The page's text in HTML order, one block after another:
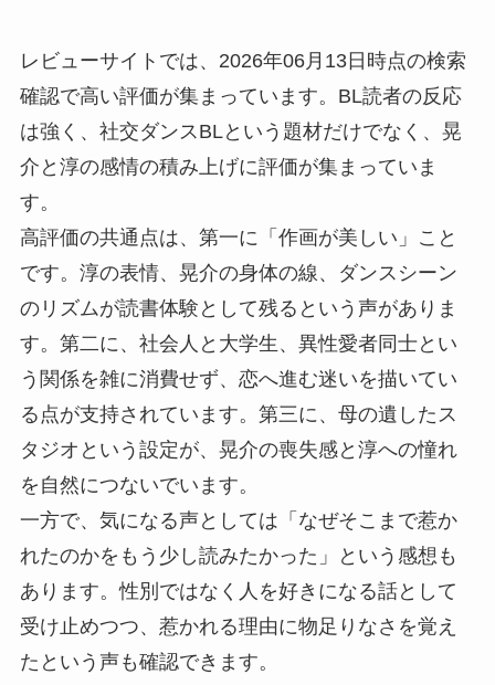
レビューサイトでは、2026年06月13日時点の検索
確認で高い評価が集まっています。BL読者の反応
は強く、社交ダンスBLという題材だけでなく、晃
介と淳の感情の積み上げに評価が集まっていま
す。
高評価の共通点は、第一に「作画が美しい」こと
です。淳の表情、晃介の身体の線、ダンスシーン
のリズムが読書体験として残るという声がありま
す。第二に、社会人と大学生、異性愛者同士とい
う関係を雑に消費せず、恋へ進む迷いを描いてい
る点が支持されています。第三に、母の遺したス
タジオという設定が、晃介の喪失感と淳への憧れ
を自然につないでいます。
一方で、気になる声としては「なぜそこまで惹か
れたのかをもう少し読みたかった」という感想も
あります。性別ではなく人を好きになる話として
受け止めつつ、惹かれる理由に物足りなさを覚え
たという声も確認できます。